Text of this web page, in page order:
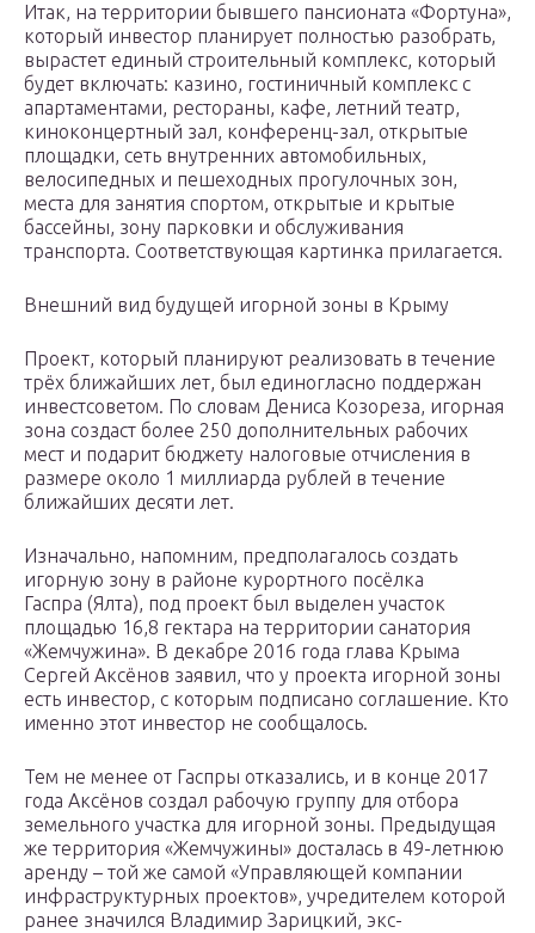
Итак, на территории бывшего пансионата «Фортуна»,
который инвестор планирует полностью разобрать,
вырастет единый строительный комплекс, который
будет включать: казино, гостиничный комплекс с
апартаментами, рестораны, кафе, летний театр,
киноконцертный зал, конференц-зал, открытые
площадки, сеть внутренних автомобильных,
велосипедных и пешеходных прогулочных зон,
места для занятия спортом, открытые и крытые
бассейны, зону парковки и обслуживания
транспорта. Соответствующая картинка прилагается.
Внешний вид будущей игорной зоны в Крыму
Проект, который планируют реализовать в течение
трёх ближайших лет, был единогласно поддержан
инвестсоветом. По словам Дениса Козореза, игорная
зона создаст более 250 дополнительных рабочих
мест и подарит бюджету налоговые отчисления в
размере около 1 миллиарда рублей в течение
ближайших десяти лет.
Изначально, напомним, предполагалось создать
игорную зону в районе курортного посёлка
Гаспра (Ялта), под проект был выделен участок
площадью 16,8 гектара на территории санатория
«Жемчужина». В декабре 2016 года глава Крыма
Сергей Аксёнов заявил, что у проекта игорной зоны
есть инвестор, с которым подписано соглашение. Кто
именно этот инвестор не сообщалось.
Тем не менее от Гаспры отказались, и в конце 2017
года Аксёнов создал рабочую группу для отбора
земельного участка для игорной зоны. Предыдущая
же территория «Жемчужины» досталась в 49-летнюю
аренду – той же самой «Управляющей компании
инфраструктурных проектов», учредителем которой
ранее значился Владимир Зарицкий, экс-